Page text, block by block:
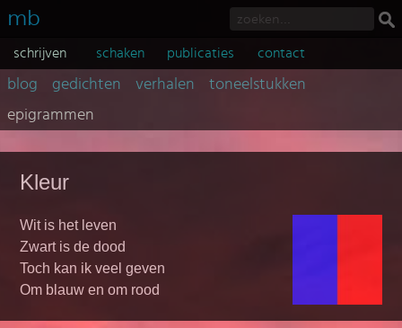
mb
schrijven schaken publicaties contact
blog gedichten verhalen
toneelstukken
epigrammen
Kleur
Wit is het leven
Zwart is de dood
Toch kan ik veel geven
Om blauw en om rood